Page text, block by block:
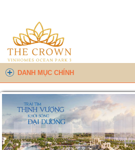
DANH MỤC CHÍNH